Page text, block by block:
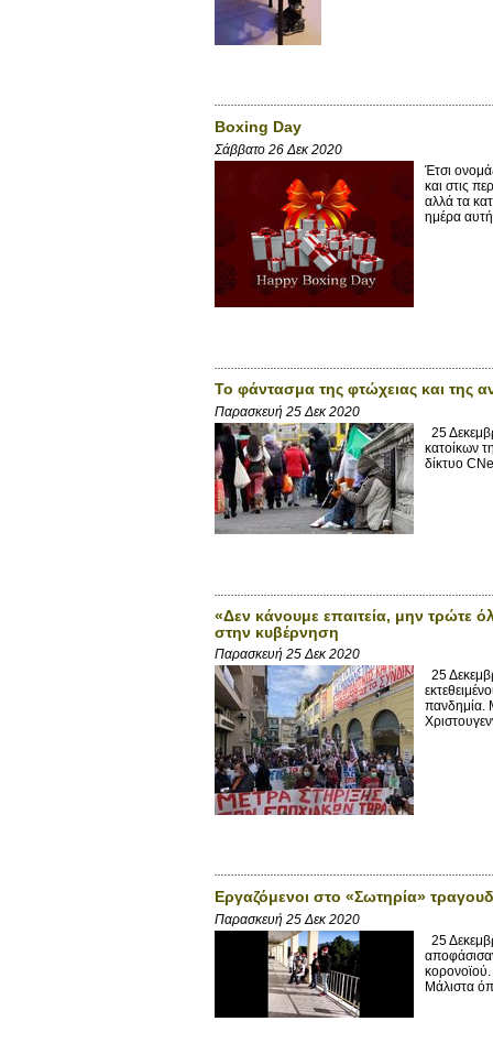
Boxing Day
Σάββατο 26 Δεκ 2020
Έτσι
και στις
αλλά τα
ημέρα
Το φάντασμα της φτώχειας και της
Παρασκευή 25 Δεκ 2020
25
κατοίκων
δίκτυο
«Δεν κάνουμε επαιτεία, μην τρώτε
στην κυβέρνηση
Παρασκευή 25 Δεκ 2020
25
πανδημία.
Εργαζόμενοι στο «Σωτηρία»
Παρασκευή 25 Δεκ 2020
25
κορονοϊού.
Μάλιστα